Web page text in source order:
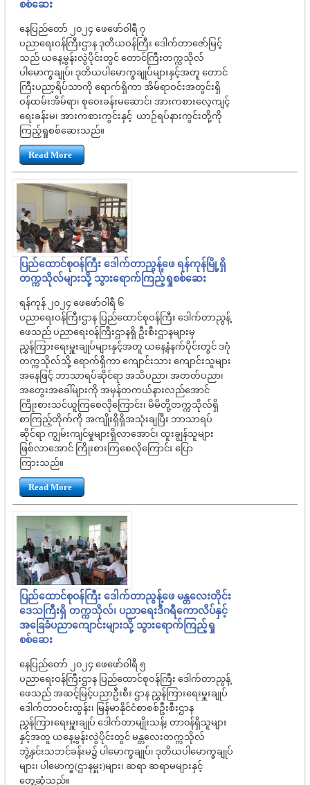
စစ်ဆေး
နေပြည်တော် ၂၀၂၄ ဖေဖော်ဝါရီ ၇
ပညာရေးဝန်ကြီးဌာန ဒုတိယဝန်ကြီး ဒေါက်တာဇော်မြင့်
သည် ယနေ့မွန်းလွဲပိုင်းတွင် တောင်ကြီးတက္ကသိုလ်
ပါမောက္ခချုပ်၊ ဒုတိယပါမောက္ခချုပ်များနှင့်အတူ တောင်
ကြီးပညာ့ရိပ်သာကို ရောက်ရှိကာ အိမ်ရာဝင်းအတွင်းရှိ
ဝန်ထမ်းအိမ်ရာ၊ စုဝေးခန်းမဆောင်၊ အားကစားလေ့ကျင့်
ရေးခန်းမ၊ အားကစားကွင်းနှင့် ယာဉ်ရပ်နားကွင်းတို့ကို
ကြည့်ရှုစစ်ဆေးသည်။
Read More
ပြည်ထောင်စုဝန်ကြီး ဒေါက်တာညွန့်ဖေ ရန်ကုန်မြို့ရှိ
တက္ကသိုလ်များသို့ သွားရောက်ကြည့်ရှုစစ်ဆေး
ရန်ကုန် ၂၀၂၄ ဖေဖော်ဝါရီ ၆
ပညာရေးဝန်ကြီးဌာန ပြည်ထောင်စုဝန်ကြီး ဒေါက်တာညွန့်
ဖေသည် ပညာရေး၀န်ကြီးဌာနရှိ ဦးစီးဌာနများမှ
ညွှန်ကြားရေးမှူးချုပ်များနှင့်အတူ ယနေ့နံနက်ပိုင်းတွင် ဒဂုံ
တက္ကသိုလ်သို့ ရောက်ရှိကာ ကျောင်းသား ကျောင်းသူများ
အနေဖြင့် ဘာသာရပ်ဆိုင်ရာ အသိပညာ၊ အတတ်ပညာ၊
အတွေးအခေါ်များကို အမှန်တကယ်နားလည်အောင်
ကြိုးစားသင်ယူကြ‌စေလိုကြောင်း၊ မိမိတို့တက္ကသိုလ်ရှိ
စာကြည့်တိုက်ကို အကျိုးရှိရှိအသုံးချပြီး ဘာသာရပ်
ဆိုင်ရာ ကျွမ်းကျင်မှုများရှိလာအောင်၊ ထူးချွန်သူများ
ဖြစ်လာအောင် ကြိုးစားကြစေလိုကြောင်း ပြော
ကြားသည်။
Read More
ပြည်ထောင်စုဝန်ကြီး ဒေါက်တာညွန့်ဖေ မန္တလေးတိုင်း
ဒေသကြီးရှိ တက္ကသိုလ်၊ ပညာရေးဒီဂရီကောလိပ်နှင့်
အခြေခံပညာကျောင်းများသို့ သွားရောက်ကြည့်ရှု
စစ်ဆေး
နေပြည်တော် ၂၀၂၄ ဖေဖော်ဝါရီ ၅
ပညာရေးဝန်ကြီးဌာန ပြည်ထောင်စုဝန်ကြီး ဒေါက်တာညွန့်
ဖေသည် အဆင့်မြင့်ပညာဦးစီး ဌာန ညွှန်ကြားရေးမှူးချုပ်
ဒေါက်တာဝင်းထွန်း၊ မြန်မာနိုင်ငံစာစစ်ဦးစီးဌာန
ညွှန်ကြားရေးမှူးချုပ် ဒေါက်တာမျိုးသန့်၊ တာ၀န်ရှိသူများ
နှင့်အတူ ယနေ့မွန်းလွဲပိုင်းတွင် မန္တလေးတက္ကသိုလ်
ဘွဲ့နှင်းသဘင်ခန်းမ၌ ပါမောက္ခချုပ်၊ ဒုတိယပါမောက္ခချုပ်
များ၊ ပါမောက္ခ(ဌာနမှူး)များ၊ ဆရာ ဆရာမများနှင့်
တွေ့ဆုံသည်။